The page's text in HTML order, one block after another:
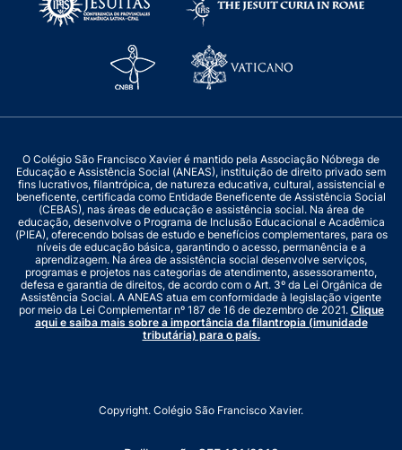
O Colégio São Francisco Xavier é mantido pela Associação Nóbrega de
Educação e Assistência Social (ANEAS), instituição de direito privado sem
fins lucrativos, filantrópica, de natureza educativa, cultural, assistencial e
beneficente, certificada como Entidade Beneficente de Assistência Social
(CEBAS), nas áreas de educação e assistência social. Na área de
educação, desenvolve o Programa de Inclusão Educacional e Acadêmica
(PIEA), oferecendo bolsas de estudo e benefícios complementares, para os
níveis de educação básica, garantindo o acesso, permanência e a
aprendizagem. Na área de assistência social desenvolve serviços,
programas e projetos nas categorias de atendimento, assessoramento,
defesa e garantia de direitos, de acordo com o Art. 3º da Lei Orgânica de
Assistência Social. A ANEAS atua em conformidade à legislação vigente
por meio da Lei Complementar nº 187 de 16 de dezembro de 2021. Clique
aqui e saiba mais sobre a importância da filantropia (imunidade
tributária) para o país.
Copyright. Colégio São Francisco Xavier.